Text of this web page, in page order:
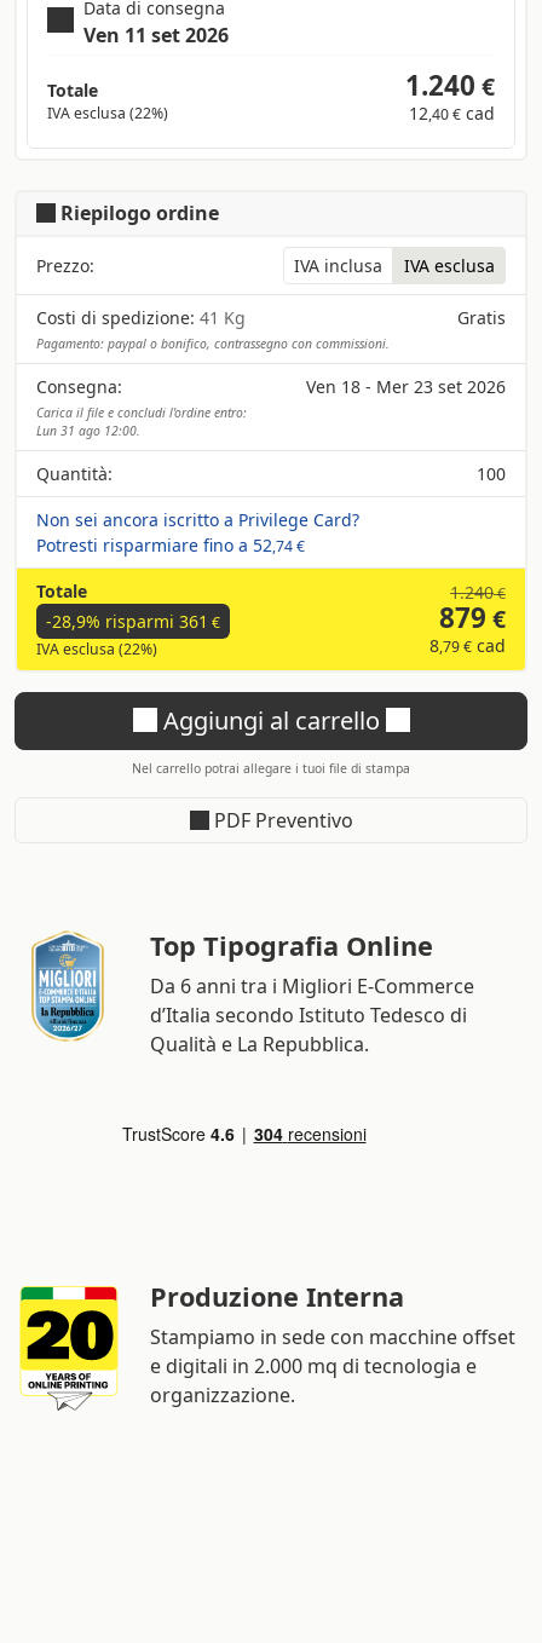
Data di consegna
Ven 11 set 2026
Totale
IVA esclusa (22%)
1.240 €
12,40 € cad
Riepilogo ordine
Prezzo: IVA inclusa IVA esclusa
Costi di spedizione: 41 Kg Gratis
Pagamento: paypal o bonifico, contrassegno con commissioni.
Consegna: Ven 18 - Mer 23 set 2026
Carica il file e concludi l'ordine entro:
Lun 31 ago 12:00.
Quantità:
100
Non sei ancora iscritto a Privilege Card?
Potresti risparmiare fino a 52,74 €
Totale
-28,9% risparmi 361 €
IVA esclusa (22%)
1.240€
879 €
8,79 € cad
Aggiungi al carrello
Nel carrello potrai allegare i tuoi file di stampa
PDF Preventivo
Top Tipografia Online
Da 6 anni tra i Migliori E-Commerce
d’Italia secondo Istituto Tedesco di
Qualità e La Repubblica.
Produzione Interna
Stampiamo in sede con macchine offset
e digitali in 2.000 mq di tecnologia e
organizzazione.